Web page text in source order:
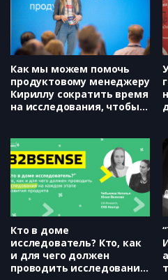
Как мы можем помочь
продуктовому менеджеру
Кириллу сократить время
на исследования, чтобы
Безрукова)
Кто в доме
исследователь? Кто, как
и для чего должен
проводить исследования